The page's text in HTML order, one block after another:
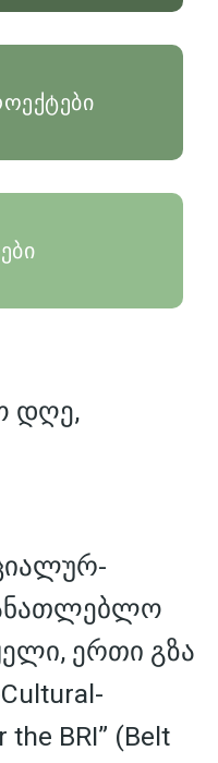
დღე,
ერთი გზა
BRI” (Belt